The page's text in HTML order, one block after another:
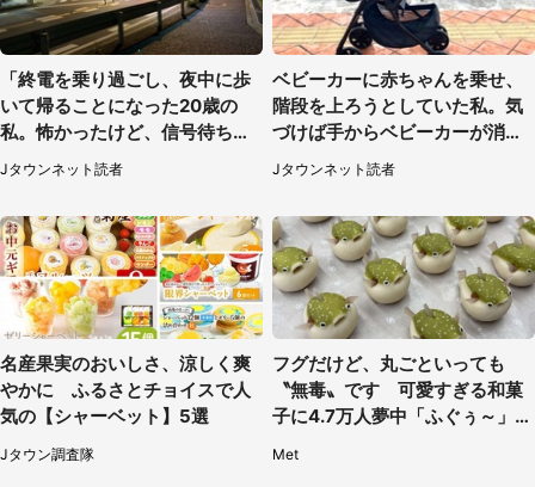
「終電を乗り過ごし、夜中に歩
いて帰ることになった20歳の
私。怖かったけど、信号待ちの
車に道を尋ねたら...」（埼玉
県・60代女性）
Jタウンネット読者
ベビーカーに赤ちゃんを乗せ、
階段を上ろうとしていた私。気
づけば手からベビーカーが消え
ていて（神奈川県・60代女性）
Jタウンネット読者
名産果実のおいしさ、涼しく爽
やかに ふるさとチョイスで人
気の【シャーベット】5選
Jタウン調査隊
フグだけど、丸ごといっても
〝無毒〟です 可愛すぎる和菓
子に4.7万人夢中「ふぐぅ～」
Met